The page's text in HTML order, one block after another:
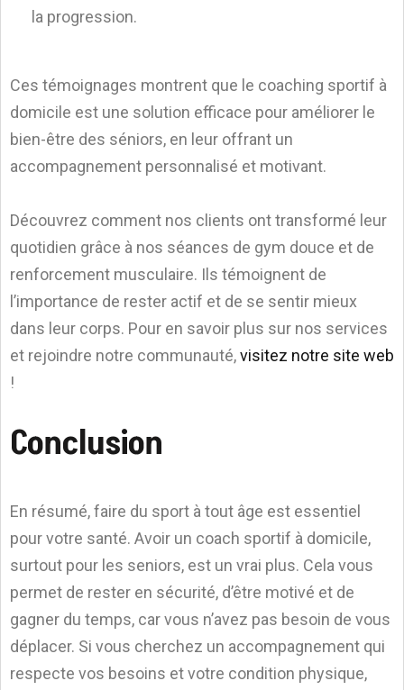
la progression.
Ces témoignages montrent que le coaching sportif à
domicile est une solution efficace pour améliorer le
bien-être des séniors, en leur offrant un
accompagnement personnalisé et motivant.
Découvrez comment nos clients ont transformé leur
quotidien grâce à nos séances de gym douce et de
renforcement musculaire. Ils témoignent de
l’importance de rester actif et de se sentir mieux
dans leur corps. Pour en savoir plus sur nos services
et rejoindre notre communauté,visitez notre site web
!
Conclusion
En résumé, faire du sport à tout âge est essentiel
pour votre santé. Avoir un coach sportif à domicile,
surtout pour les seniors, est un vrai plus. Cela vous
permet de rester en sécurité, d’être motivé et de
gagner du temps, car vous n’avez pas besoin de vous
déplacer. Si vous cherchez un accompagnement qui
respecte vos besoins et votre condition physique,